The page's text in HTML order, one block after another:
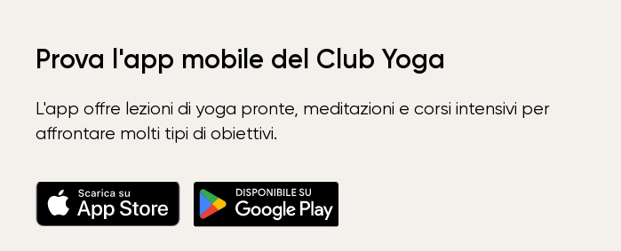
Prova l'app mobile del Club Yoga
L'app offre lezioni di yoga pronte, meditazioni e corsi intensivi per
affrontare molti tipi di obiettivi.